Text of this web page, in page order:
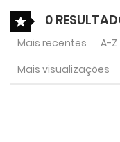
0
Mais recentes A-Z
Mais visualizações